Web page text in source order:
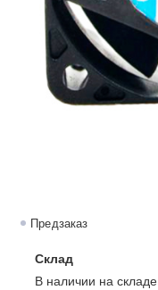
Предзаказ
Склад
В наличии на складе